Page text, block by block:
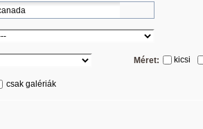
Méret: kicsi
csak galériák